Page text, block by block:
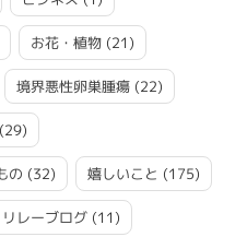
お花・植物 (21)
境界悪性卵巣腫瘍 (22)
(29)
の (32) 嬉しいこと (175)
リレーブログ (11)